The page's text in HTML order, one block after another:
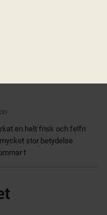
en helt frisk och felfri
stor betydelse
t